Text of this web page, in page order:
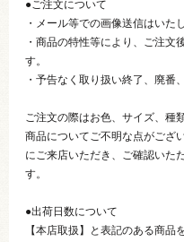
●ご注文について
・メール等での画像送信はいた
・商品の特性等により、ご注文
す。
・予告なく取り扱い終了、廃番
ご注文の際はお色、サイズ、種
商品についてご不明な点がござ
にご来店いただき、ご確認いた
す。
●出荷日数について
【本店取扱】と表記のある商